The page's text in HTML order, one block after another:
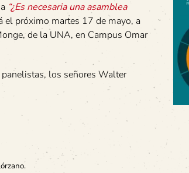
“¿Es necesaria una asamblea
el próximo martes 17 de mayo, a
de la UNA, en Campus Omar
los señores Walter